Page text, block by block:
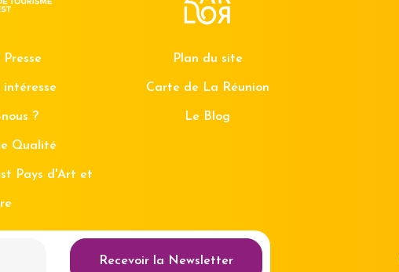
le bandeau des cookies
Presse
intéresse
?
Qualité
Pays d'Art et
Plan du site
Carte de La Réunion
Le Blog
Recevoir la Newsletter